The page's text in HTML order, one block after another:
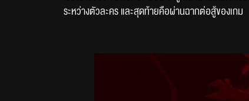
ระหว่างตัวละคร และสุดท้ายคือผ่านฉากต่อสู้ของเกม